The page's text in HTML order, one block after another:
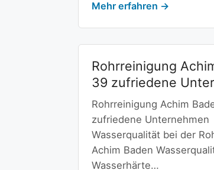
Mehr erfahren →
Rohrreinigung
39 zufriedene
Rohrreinigung Achim
zufriedene Unternehmen
Wasserqualität bei der
Achim Baden
Wasserhärte…